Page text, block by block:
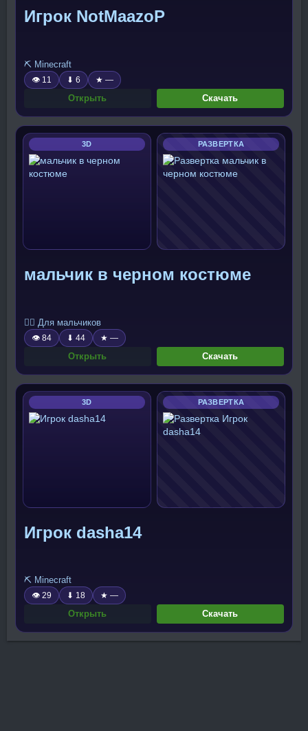
Игрок NotMaazoP
⛏️ Minecraft
👁 11 ⬇ 6 ★ —
Открыть Скачать
3D РАЗВЕРТКА
мальчик в черном костюме
🧍‍♂️ Для мальчиков
👁 84 ⬇ 44 ★ —
Открыть Скачать
3D РАЗВЕРТКА
Игрок dasha14
⛏️ Minecraft
👁 29 ⬇ 18 ★ —
Открыть Скачать